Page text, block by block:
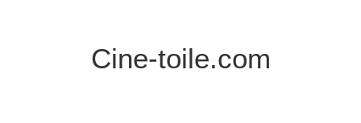
Cine-toile.com